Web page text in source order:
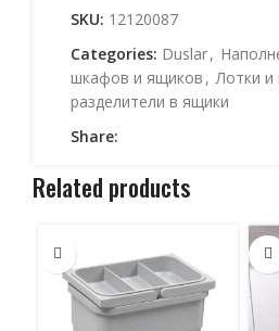
SKU: 12120087
Categories: Duslar,
шкафов и ящиков , Лотки
разделители в ящики
Share:
Related products